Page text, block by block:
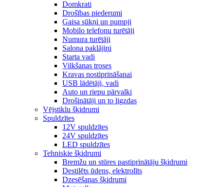
Domkrati
Drošības piederumi
Gaisa sūkņi un pumpji
Mobilo telefonu turētāji
Numura turētāji
Salona paklājiņi
Starta vadi
Vilkšanas troses
Kravas nostiprināšanai
USB lādētāji, vadi
Auto un riepu pārvalki
Drošinātāji un to ligzdas
Vējstiklu šķidrumi
Spuldzītes
12V spuldzītes
24V spuldzītes
LED spuldzītes
Tehniskie šķidrumi
Bremžu un stūres pastiprinātāju šķidrumi
Destilēts ūdens, elektrolīts
Dzesēšanas šķidrumi